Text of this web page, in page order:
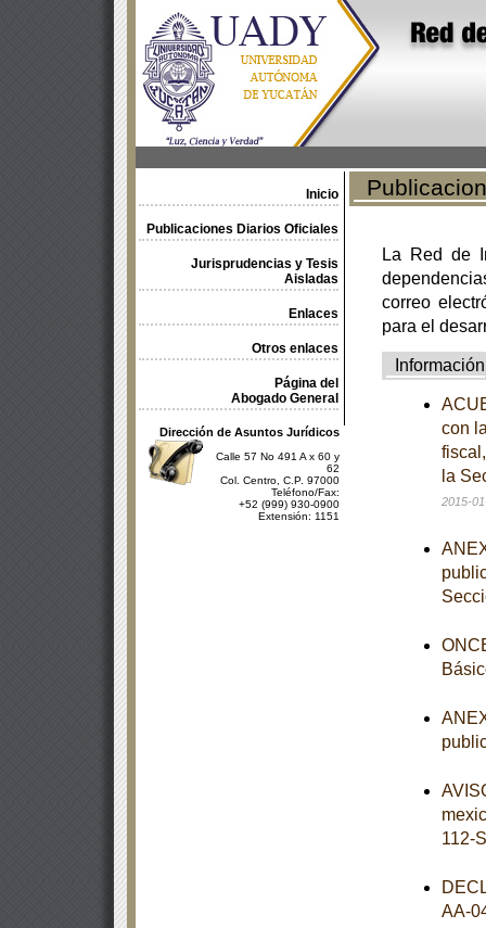
Inicio
Publicaciones Diarios Oficiales
Jurisprudencias y Tesis
Aisladas
Enlaces
Otros enlaces
Página del
Abogado General
Dirección de Asuntos Jurídicos
Calle 57 No 491 A x 60 y
62
Col. Centro, C.P. 97000
Teléfono/Fax:
+52 (999) 930-0900
Extensión: 1151
La Red de
correo
para el
Información
con
la
2015-
112-
AA-